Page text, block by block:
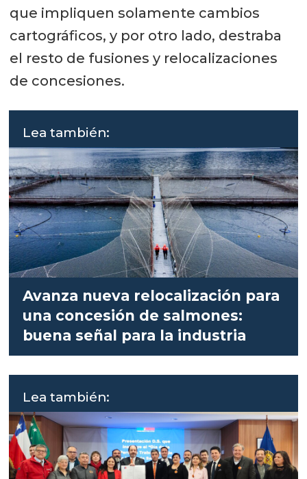
que impliquen solamente cambios
cartográficos, y por otro lado, destraba
el resto de fusiones y relocalizaciones
de concesiones.
Lea también:
Avanza nueva relocalización para
una concesión de salmones:
buena señal para la industria
Lea también: